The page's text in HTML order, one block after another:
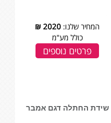
המחיר שלנו: 2020
₪
כולל מע"מ
פרטים נוספים
שידת החתלה דגם אמבר